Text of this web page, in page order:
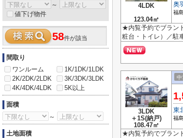
4LDK
123.04㎡
奥
福
★内覧予約でブラン
粧台・トイレ）／駐
3LDK
＋1S(納戸)
108.47㎡
中
東
福
★内覧予約でブラン
～
値下げ物件
58件が該当
間取り
ワンルーム
1K/1DK/1LDK
2K/2DK/2LDK
3K/3DK/3LDK
4K/4DK/4LDK
5K以上
面積
～
土地面積